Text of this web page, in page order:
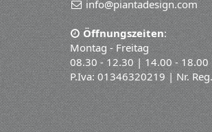
info@piantadesign.com
Öffnungszeiten:
Montag - Freitag
08.30 - 12.30 | 14.00 - 18.00
P.Iva: 01346320219 | Nr.